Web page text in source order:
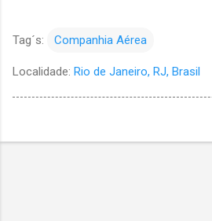
Tag´s: Companhia Aérea
Localidade: Rio de Janeiro, RJ, Brasil